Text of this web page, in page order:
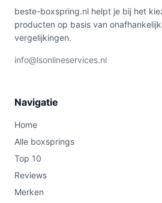
beste-boxspring.nl helpt je bij het
producten op basis van
vergelijkingen.
info@lsonlineservices.nl
Navigatie
Home
Alle boxsprings
Top 10
Reviews
Merken